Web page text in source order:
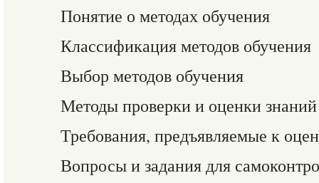
Понятие о методах обучения
Классификация методов обучения
Выбор методов обучения
Методы проверки и оценки знаний
Требования, предъявляемые к
Вопросы и задания для